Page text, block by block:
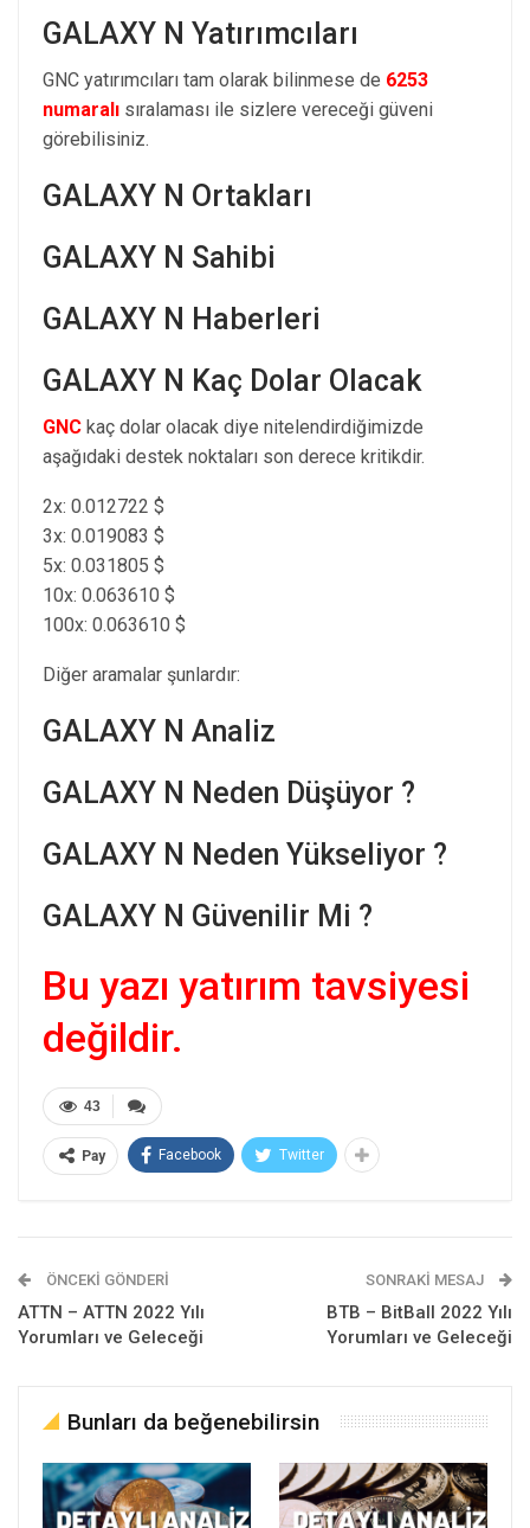
GALAXY N Yatırımcıları
GNC yatırımcıları tam olarak bilinmese de 6253
numaralı sıralaması ile sizlere vereceği güveni
görebilisiniz.
GALAXY N Ortakları
GALAXY N Sahibi
GALAXY N Haberleri
GALAXY N Kaç Dolar Olacak
GNC kaç dolar olacak diye nitelendirdiğimizde
aşağıdaki destek noktaları son derece kritikdir.
2x: 0.012722 $
3x: 0.019083 $
5x: 0.031805 $
10x: 0.063610 $
100x: 0.063610 $
Diğer aramalar şunlardır:
GALAXY N Analiz
GALAXY N Neden Düşüyor ?
GALAXY N Neden Yükseliyor ?
GALAXY N Güvenilir Mi ?
Bu yazı yatırım tavsiyesi
değildir.
43
Pay Facebook Twitter
ÖNCEKI GÖNDERI
ATTN – ATTN 2022 Yılı
Yorumları ve Geleceği
SONRAKI MESAJ
BTB – BitBall 2022 Yılı
Yorumları ve Geleceği
Bunları da beğenebilirsin